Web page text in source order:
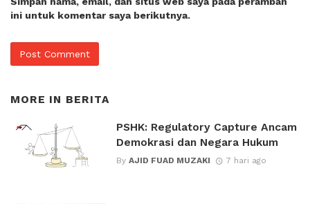
ini untuk komentar saya berikutnya.
MORE IN BERITA
PSHK: Regulatory Capture Ancam
Demokrasi dan Negara Hukum
By AJID FUAD MUZAKI 7 hari ago